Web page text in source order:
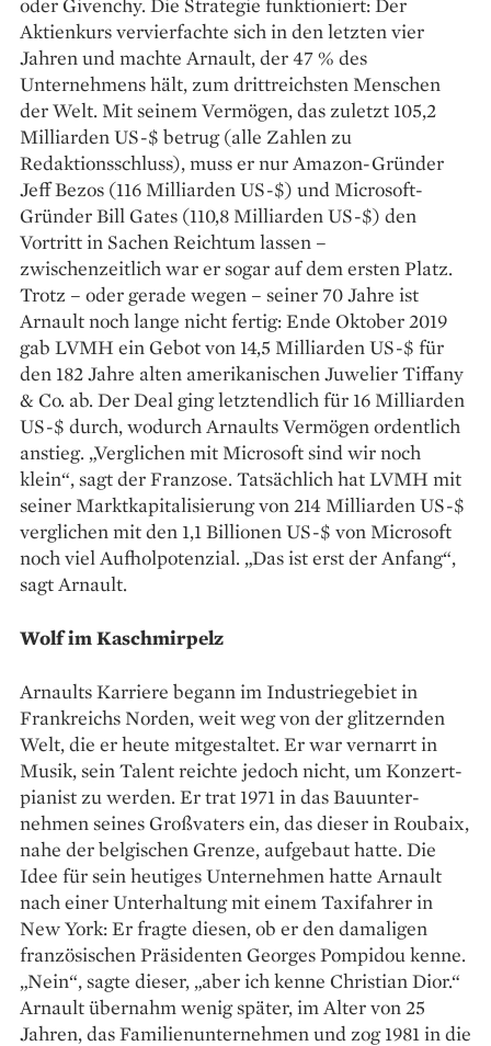
Aktienkurs vervierfachte sich in den letzten vier
Jahren und machte Arnault, der 47 % des
Unternehmens hält, zum drittreichsten Menschen
der Welt. Mit seinem Vermögen, das zuletzt 105,2
Milliarden US-$ betrug (alle Zahlen zu
Redaktionsschluss), muss er nur Amazon-Gründer
Jeff Bezos (116 Milliarden US-$) und Microsoft-
Gründer Bill Gates (110,8 Milliarden US-$) den
Vortritt in Sachen Reichtum lassen –
zwischenzeitlich war er sogar auf dem ersten Platz.
Trotz – oder gerade wegen – seiner 70 Jahre ist
Arnault noch lange nicht fertig: Ende Oktober 2019
gab LVMH ein Gebot von 14,5 Milliarden US-$ für
den 182 Jahre alten amerikanischen Juwelier Tiffany
& Co. ab. Der Deal ging letztendlich für 16 Milliarden
US-$ durch, wodurch Arnaults Vermögen ordentlich
anstieg. „Verglichen mit Microsoft sind wir noch
klein“, sagt der Franzose. Tatsächlich hat LVMH mit
seiner Marktkapitalisierung von 214 Milliarden US-$
verglichen mit den 1,1 Billionen US-$ von Microsoft
noch viel Aufholpotenzial. „Das ist erst der Anfang“,
sagt Arnault.
Wolf im Kaschmirpelz
Arnaults Karriere begann im Industriegebiet in
Frankreichs Norden, weit weg von der glitzernden
Welt, die er heute mitgestaltet. Er war vernarrt in
Musik, sein Talent reichte jedoch nicht, um Konzert­
pianist zu werden. Er trat 1971 in das Bauunter­
nehmen seines Großvaters ein, das dieser in Roubaix,
nahe der belgischen Grenze, aufgebaut hatte. Die
Idee für sein heutiges Unternehmen hatte Arnault
nach einer Unterhaltung mit einem Taxifahrer in
New York: Er fragte diesen, ob er den damaligen
französischen Präsidenten Georges Pompidou kenne.
„Nein“, sagte dieser, „aber ich kenne Christian Dior.“
Arnault übernahm wenig später, im Alter von 25
Jahren, das Familienunternehmen und zog 1981 in die